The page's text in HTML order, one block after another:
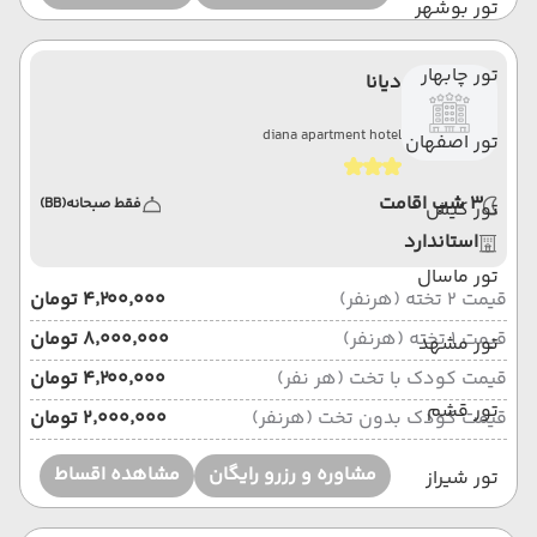
تور بوشهر
تور چابهار
تور اصفهان
تور کیش
تور ماسال
تور مشهد
تور قشم
تور شیراز
دیانا
diana apartment hotel
3 شب اقامت فقط صبحانه(BB)
استاندارد
قیمت 2 تخته (هرنفر)
۴٬۲۰۰٬۰۰۰ تومان
قیمت 1 تخته (هرنفر)
۸٬۰۰۰٬۰۰۰ تومان
قیمت کودک با تخت (هر نفر)
۴٬۲۰۰٬۰۰۰ تومان
قیمت کودک بدون تخت (هرنفر)
۲٬۰۰۰٬۰۰۰ تومان
مشاوره و رزرو رایگان
مشاهده اقساط